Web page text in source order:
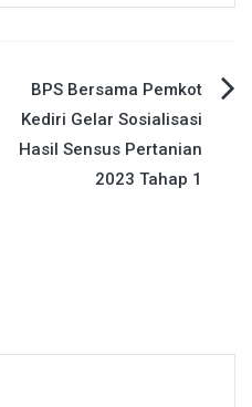
BPS Bersama Pemkot
Kediri Gelar Sosialisasi
Hasil Sensus Pertanian
2023 Tahap 1